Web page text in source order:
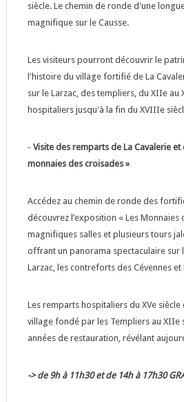
siècle. Le chemin de ronde d'une
magnifique sur le Causse.
Les visiteurs pourront découvrir le
l'histoire du village fortifié de La
sur le Larzac, des templiers, du XIIe au
hospitaliers jusqu'à la fin du XVIIIe
- Visite des remparts de La Cavalerie
monnaies des croisades »
Accédez au chemin de ronde des
découvrez l’exposition « Les Monnaies
magnifiques salles et plusieurs tours
offrant un panorama spectaculaire sur
Larzac, les contreforts des Cévennes
Les remparts hospitaliers du XVe
village fondé par les Templiers au XIIe
années de restauration, révélant
-> de 9h à 11h30 et de 14h à 17h30